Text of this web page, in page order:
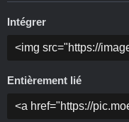
Intégrer
Entièrement lié